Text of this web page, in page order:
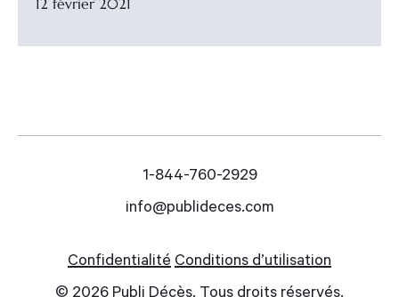
12 février 2021
1-844-760-2929
info@publideces.com
Confidentialité Conditions d’utilisation